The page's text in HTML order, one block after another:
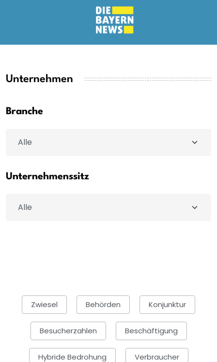
Unternehmen
Branche
Unternehmenssitz
Zwiesel Behörden Konjunktur
Besucherzahlen Beschäftigung
Hybride Bedrohung Verbraucher